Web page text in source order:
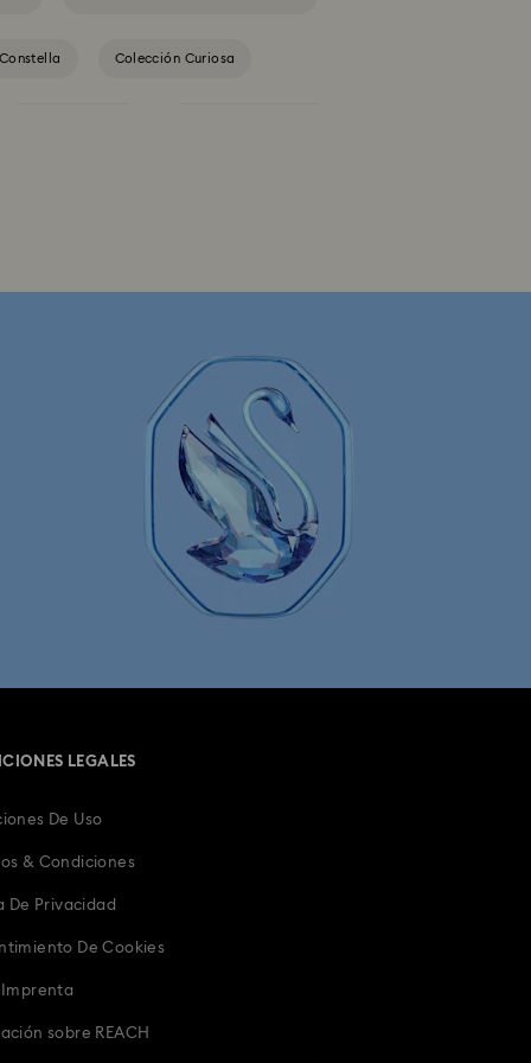
Colección Curiosa
y Joyas de Mickey Mouse
Figuras y Joyas de la Capitana Marvel
de joyas y figuras de los Minions
Personajes y regalos de Disney
Joyas de Mariquitas de Cristal
Joyería, Figuras y Accesorios del Zodiaco
Regalos navideños
LEGALES
De Uso
& Condiciones
De Privacidad
De Cookies
Imprenta
sobre REACH